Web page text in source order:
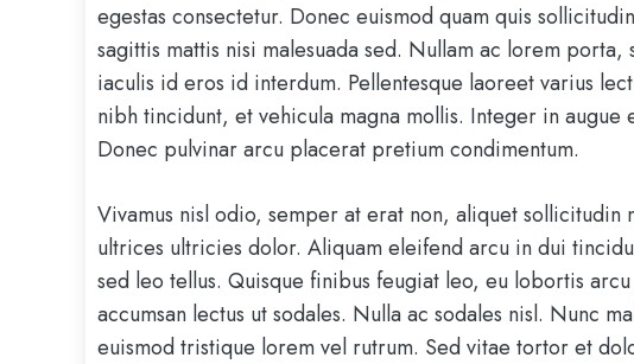
egestas consectetur. Donec euismod quam quis
sagittis mattis nisi malesuada sed. Nullam ac lorem
iaculis id eros id interdum. Pellentesque laoreet varius
nibh tincidunt, et vehicula magna mollis. Integer in
Donec pulvinar arcu placerat pretium condimentum.
Vivamus nisl odio, semper at erat non, aliquet
ultrices ultricies dolor. Aliquam eleifend arcu in dui
sed leo tellus. Quisque finibus feugiat leo, eu lobortis
accumsan lectus ut sodales. Nulla ac sodales nisl. Nunc
euismod tristique lorem vel rutrum. Sed vitae tortor et